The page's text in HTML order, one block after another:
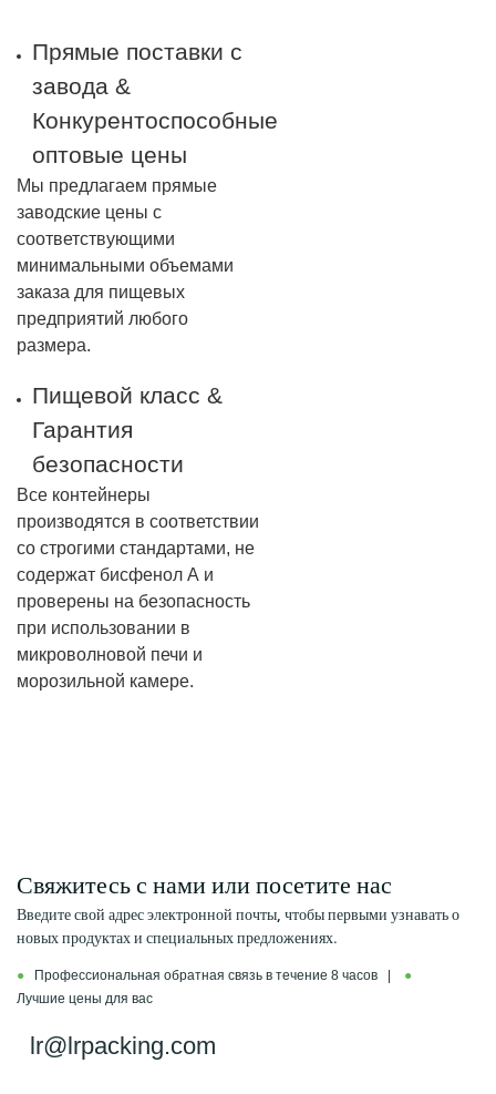
Прямые поставки с
завода &
Конкурентоспособные
оптовые цены
Мы предлагаем прямые
заводские цены с
соответствующими
минимальными объемами
заказа для пищевых
предприятий любого
размера.
Пищевой класс &
Гарантия
безопасности
Все контейнеры
производятся в соответствии
со строгими стандартами, не
содержат бисфенол А и
проверены на безопасность
при использовании в
микроволновой печи и
морозильной камере.
Свяжитесь с нами или посетите нас
Введите свой адрес электронной почты, чтобы первыми узнавать о
новых продуктах и ​​специальных предложениях.
● Профессиональная обратная связь в течение 8 часов |
●
Лучшие цены для вас
lr@lrpacking.com